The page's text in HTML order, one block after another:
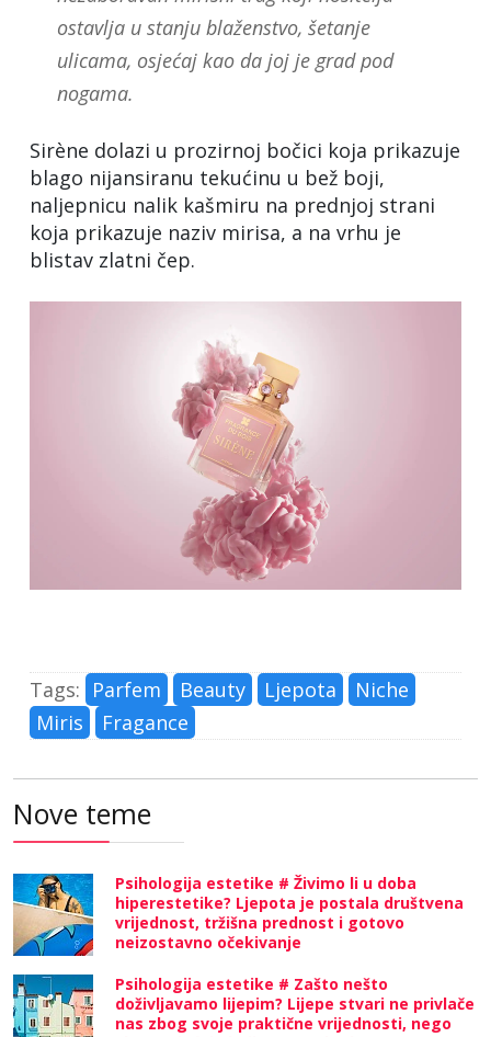
ostavlja u stanju blaženstvo, šetanje
ulicama, osjećaj kao da joj je grad pod
nogama.
Sirène dolazi u prozirnoj bočici koja prikazuje
blago nijansiranu tekućinu u bež boji,
naljepnicu nalik kašmiru na prednjoj strani
koja prikazuje naziv mirisa, a na vrhu je
blistav zlatni čep.
Tags: Parfem Beauty Ljepota
Niche
Miris
Fragance
Nove teme
Psihologija estetike # Živimo li u doba
hiperestetike? Ljepota je postala društvena
vrijednost, tržišna prednost i gotovo
neizostavno očekivanje
Psihologija estetike # Zašto nešto
doživljavamo lijepim? Lijepe stvari ne privlače
nas zbog svoje praktične vrijednosti, nego